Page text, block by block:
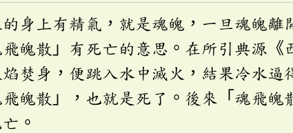
身上有精氣，就是魂魄，一旦魂魄離
魄散」有死亡的意思。在所引典源《
焚身，便跳入水中滅火，結果冷水逼
魄散」，也就是死了。後來「魂飛魄
。